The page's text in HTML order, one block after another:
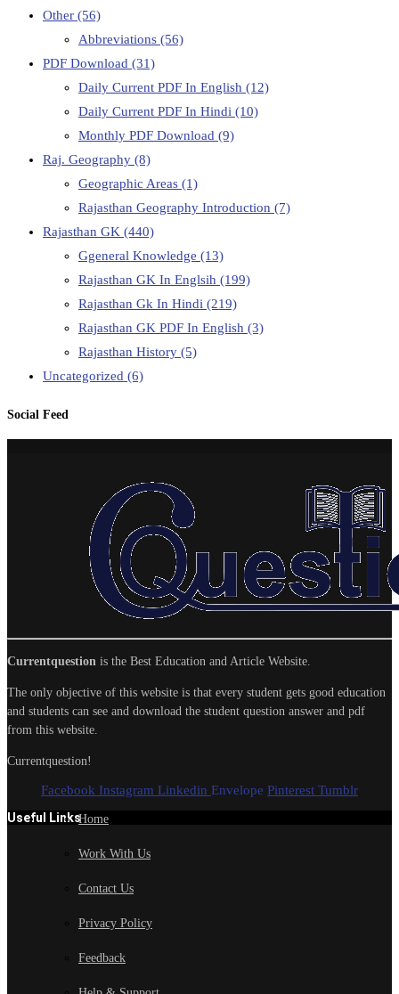
Other (56)
Abbreviations (56)
PDF Download (31)
Daily Current PDF In English (12)
Daily Current PDF In Hindi (10)
Monthly PDF Download (9)
Raj. Geography (8)
Geographic Areas (1)
Rajasthan Geography Introduction (7)
Rajasthan GK (440)
Ggeneral Knowledge (13)
Rajasthan GK In Englsih (199)
Rajasthan Gk In Hindi (219)
Rajasthan GK PDF In English (3)
Rajasthan History (5)
Uncategorized (6)
Social Feed
Currentquestion is the Best Education and Article Website.
The only objective of this website is that every student gets good education
and students can see and download the student question answer and pdf
from this website.
Currentquestion!
Facebook Instagram Linkedin Envelope Pinterest Tumblr
Useful LinksHome
Work With Us
Contact Us
Privacy Policy
Feedback